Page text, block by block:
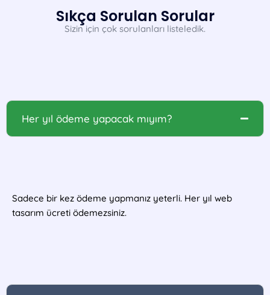
Sıkça Sorulan Sorular
Sizin için çok sorulanları listeledik.
Her yıl ödeme yapacak mıyım?
Sadece bir kez ödeme yapmanız yeterli. Her yıl web
tasarım ücreti ödemezsiniz.